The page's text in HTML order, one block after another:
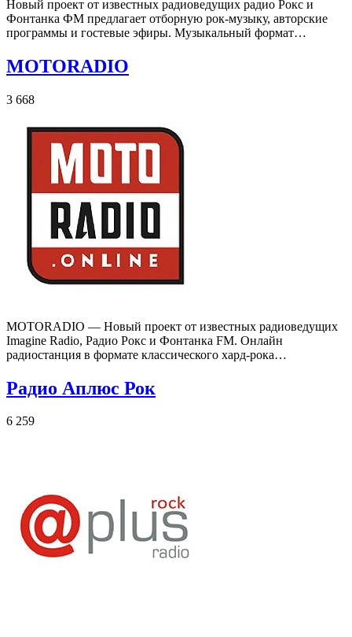
Новый проект от известных радиоведущих радио Рокс и
Фонтанка ФМ предлагает отборную рок-музыку, авторские
программы и гостевые эфиры. Музыкальный формат…
MOTORADIO
3 668
MOTORADIO — Новый проект от известных радиоведущих
Imagine Radio, Радио Рокс и Фонтанка FM. Онлайн
радиостанция в формате классического хард-рока…
Радио Аплюс Рок
6 259